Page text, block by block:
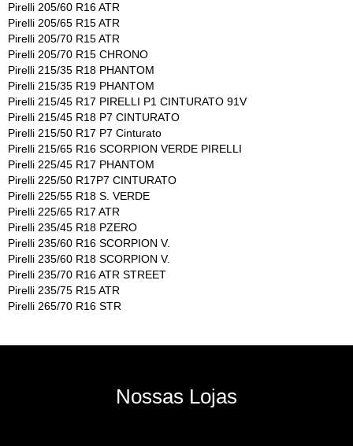
Pirelli 205/60 R16 ATR
Pirelli 205/65 R15 ATR
Pirelli 205/70 R15 ATR
Pirelli 205/70 R15 CHRONO
Pirelli 215/35 R18 PHANTOM
Pirelli 215/35 R19 PHANTOM
Pirelli 215/45 R17 PIRELLI P1 CINTURATO 91V
Pirelli 215/45 R18 P7 CINTURATO
Pirelli 215/50 R17 P7 Cinturato
Pirelli 215/65 R16 SCORPION VERDE PIRELLI
Pirelli 225/45 R17 PHANTOM
Pirelli 225/50 R17P7 CINTURATO
Pirelli 225/55 R18 S. VERDE
Pirelli 225/65 R17 ATR
Pirelli 235/45 R18 PZERO
Pirelli 235/60 R16 SCORPION V.
Pirelli 235/60 R18 SCORPION V.
Pirelli 235/70 R16 ATR STREET
Pirelli 235/75 R15 ATR
Pirelli 265/70 R16 STR
Nossas Lojas